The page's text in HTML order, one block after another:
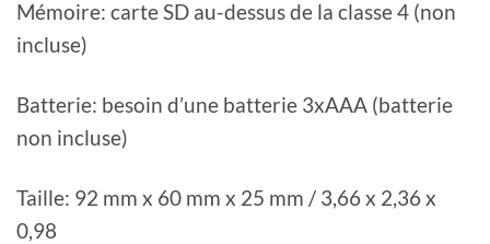
Mémoire: carte SD au-dessus de la classe 4 (non
incluse)
Batterie: besoin d’une batterie 3xAAA (batterie
non incluse)
Taille: 92 mm x 60 mm x 25 mm / 3,66 x 2,36 x
0,98